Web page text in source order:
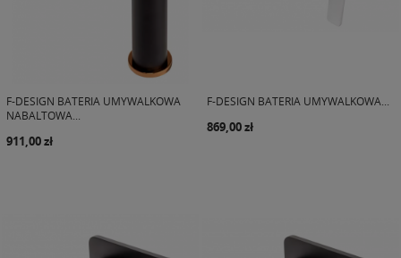
F-DESIGN BATERIA UMYWALKOWA
NABALTOWA...
911,00 zł
F-DESIGN BATERIA UMYWALKOWA...
869,00 zł